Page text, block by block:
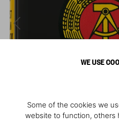
WE USE
Some of the cookies we
website to function, others